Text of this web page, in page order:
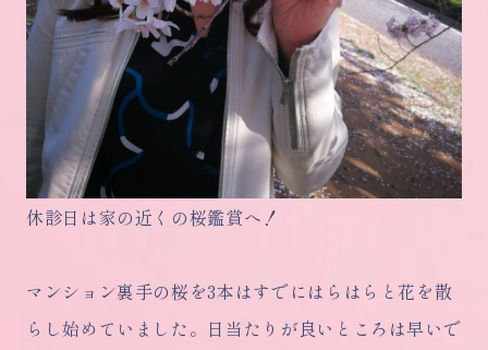
休診日は家の近くの桜鑑賞へ！
マンション裏手の桜を3本はすでにはらはらと花を散
らし始めていました。日当たりが良いところは早いで